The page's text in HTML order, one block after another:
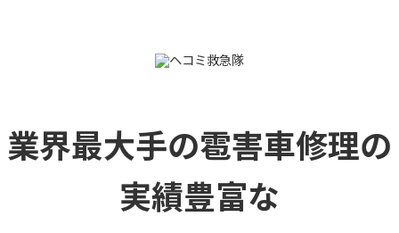
業界最大手の雹害車修理の
実績豊富な